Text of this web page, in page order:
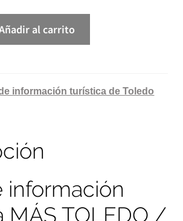
al carrito
información turística de Toledo
información
MÁS TOLEDO /